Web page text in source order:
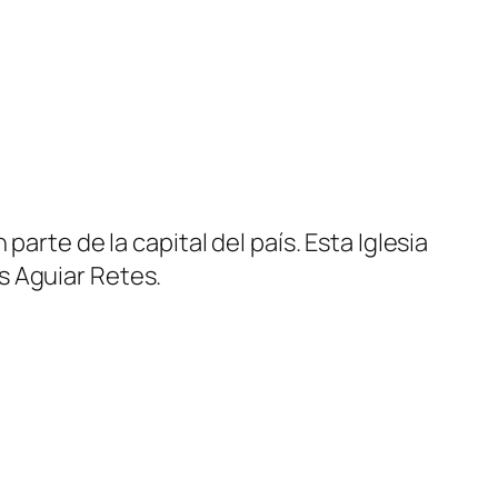
de la capital del país. Esta Iglesia
Aguiar Retes.